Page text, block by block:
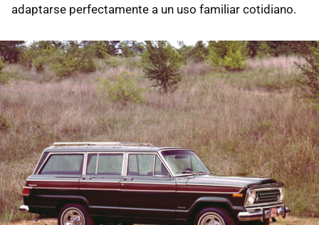
adaptarse perfectamente a un uso familiar cotidiano.